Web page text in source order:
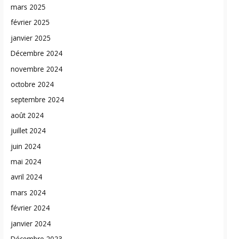
mars 2025
février 2025
janvier 2025
Décembre 2024
novembre 2024
octobre 2024
septembre 2024
août 2024
juillet 2024
juin 2024
mai 2024
avril 2024
mars 2024
février 2024
janvier 2024